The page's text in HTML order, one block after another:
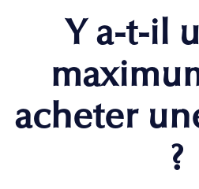
Y a-t-il
acheter
?